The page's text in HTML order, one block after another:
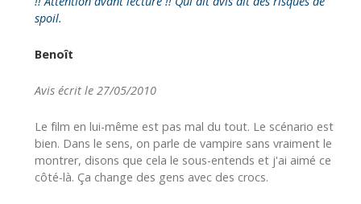
spoil.
Benoît
Avis écrit le 27/05/2010
Le film en lui-même est pas mal du tout. Le scénario est
bien. Dans le sens, on parle de vampire sans vraiment le
montrer, disons que cela le sous-entends et j'ai aimé ce
côté-là. Ça change des gens avec des crocs.